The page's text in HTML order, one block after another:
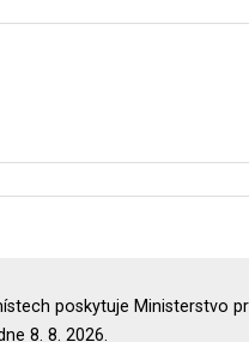
poskytuje Ministerstvo
8. 8. 2026.